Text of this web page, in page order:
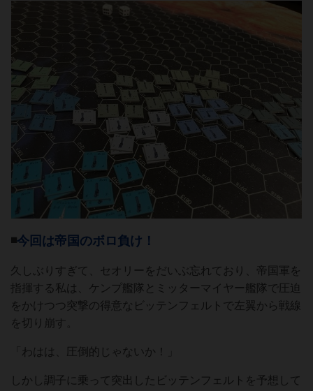
◾️今回は帝国のボロ負け！
久しぶりすぎて、セオリーをだいぶ忘れており、帝国軍を
指揮する私は、ケンプ艦隊とミッターマイヤー艦隊で圧迫
をかけつつ突撃の得意なビッテンフェルトで左翼から戦線
を切り崩す。
「わはは、圧倒的じゃないか！」
しかし調子に乗って突出したビッテンフェルトを予想して